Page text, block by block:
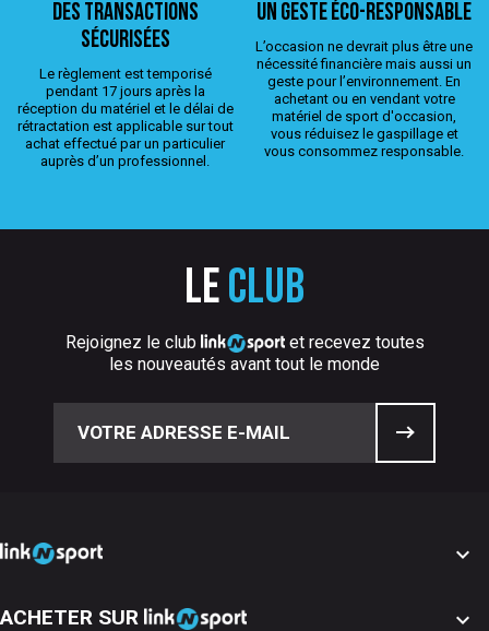
Des transactions
sécurisées
Le règlement est temporisé
pendant 17 jours après la
réception du matériel et le délai de
rétractation est applicable sur tout
achat effectué par un particulier
auprès d’un professionnel.
Un geste éco-responsable
L’occasion ne devrait plus être une
nécessité financière mais aussi un
geste pour l’environnement. En
achetant ou en vendant votre
matériel de sport d'occasion,
vous réduisez le gaspillage et
vous consommez responsable.
Le club
Rejoignez le club
et recevez toutes
les nouveautés avant tout le monde

ACHETER SUR 